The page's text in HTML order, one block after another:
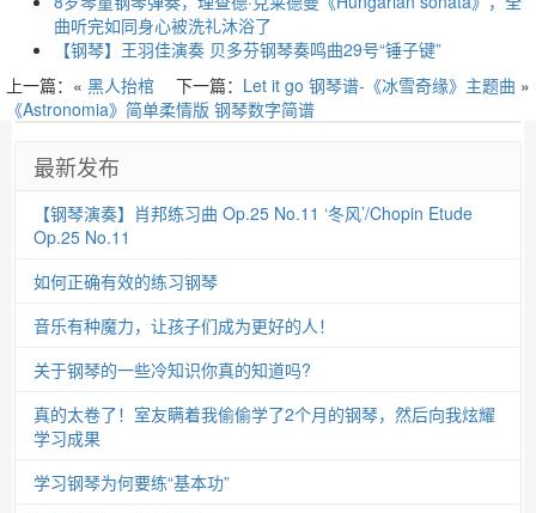
曲听完如同身心被洗礼沐浴了
【钢琴】王羽佳演奏 贝多芬钢琴奏鸣曲29号“锤子键”
下一篇： Let it go 钢琴谱-《冰雪奇缘》主题曲 »
上一篇：« 黑人抬棺
《Astronomia》简单柔情版 钢琴数字简谱
最新发布
【钢琴演奏】肖邦练习曲 Op.25 No.11 ‘冬风’/Chopin Etude
Op.25 No.11
如何正确有效的练习钢琴
音乐有种魔力，让孩子们成为更好的人！
关于钢琴的一些冷知识你真的知道吗?
真的太卷了！室友瞒着我偷偷学了2个月的钢琴，然后向我炫耀
学习成果
学习钢琴为何要练“基本功”